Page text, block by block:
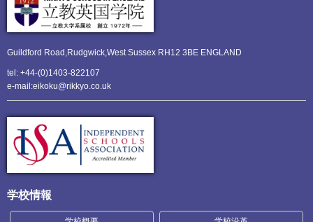
Guildford Road,Rudgwick,West Sussex RH12 3BE ENGLAND
tel: +44-(0)1403-822107
e-mail:eikoku@rikkyo.co.uk
学校情報